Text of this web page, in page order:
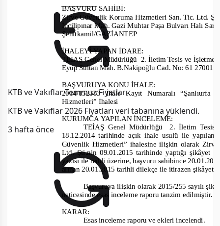
KTB ve Vakıflar Temmuz Fiyatları
KTB ve Vakıflar 2026 Fiyatları veri tabanına yüklendi.
3 hafta önce
BAŞVURU SAHİBİ:
Zirve Güvenlik Koruma Hizmetleri San. Tic. Ltd.
İncilipınar Mah. Gazi Muhtar Paşa Bulvarı Halı
Şehitkamil/GAZİANTEP
İHALEYİ YAPAN İDARE:
TEİAŞ Genel Müdürlüğü
2. İletim Tesis ve İşletme
Eyüp Sultan Mah. B.Nakipoğlu Cad. No: 61
BAŞVURUYA KONU İHALE:
2014/152383İhale Kayıt Numaralı
Hizmetleri” İhalesi
KURUMCA YAPILAN İNCELEME:
TEİAŞ Genel Müdürlüğü
2. İletim Tesis
18.12.2014 tarihindeaçık ihale usulü ileyapılan
Güvenlik Hizmetleri” ihalesineilişkin olarak
Ltd. Şti.nin 09.01.2015tarihinde yaptığı şikâyet
yazısı ile reddi üzerine, başvuru sahibince
alınan 20.01.2015 tarihli dilekçe ile itirazen şikâyet
Başvuruya ilişkin olarak 2015/255 sayılı
neticesinde esas inceleme raporu tanzim edilmiştir.
KARAR:
Esas inceleme raporu ve ekleri incelendi.